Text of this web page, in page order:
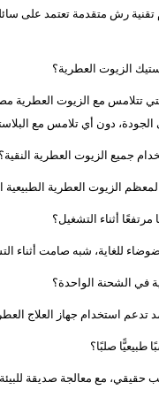
رش متقدمة تعتمد على
الزيوت العطرية؟
تتلامس مع الزيوت العطرية
الجودة، دون أي تلامس مع
جميع الزيوت العطرية النقية؟
الزيوت العطرية الطبيعية
أثناء التشغيل؟
للغاية، شبه صامت أثناء
في الشحنة الواحدة؟
تدعم استخدام جهاز العلاج
صلبًا؟
مع معالجة صديقة